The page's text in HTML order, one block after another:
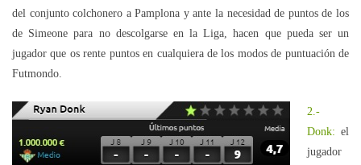
del conjunto colchonero a Pamplona y ante la necesidad de puntos de los
de Simeone para no descolgarse en la Liga, hacen que pueda ser un
jugador que os rente puntos en cualquiera de los modos de puntuación de
Futmondo.
2.-
Donk: el
jugador